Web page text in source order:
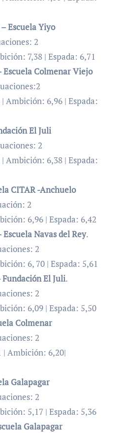
Escuela Yiyo
2
7,38 | Espada: 6,71
Escuela Colmenar Viejo
6,96 | Espada:
El Juli
2
6,38 | Espada:
CITAR -Anchuelo
2
6,96 | Espada: 6,42
Navas del Rey.
2
6, 70 | Espada: 5,61
Fundación El Juli.
2
6,09 | Espada: 5,50
Colmenar
2
Ambición: 6,20|
Galapagar
2
5,17 | Espada: 5,36
Galapagar